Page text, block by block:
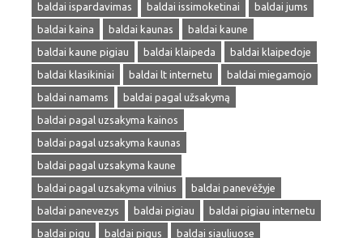
baldai ispardavimas
baldai issimoketinai
baldai jums
baldai kaina
baldai kaunas
baldai kaune
baldai kaune pigiau
baldai klaipeda
baldai klaipedoje
baldai klasikiniai
baldai lt internetu
baldai miegamojo
baldai namams
baldai pagal užsakymą
baldai pagal uzsakyma kainos
baldai pagal uzsakyma kaunas
baldai pagal uzsakyma kaune
baldai pagal uzsakyma vilnius
baldai panevėžyje
baldai panevezys
baldai pigiau
baldai pigiau internetu
baldai pigu
baldai pigus baldai siauliuose